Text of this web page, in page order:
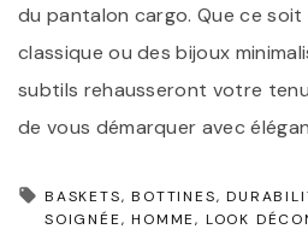
du pantalon cargo. Que ce
classique ou des bijoux
subtils rehausseront votre
de vous démarquer avec
BASKETS BOTTINES
SOIGNÉE
HOMME LOOK